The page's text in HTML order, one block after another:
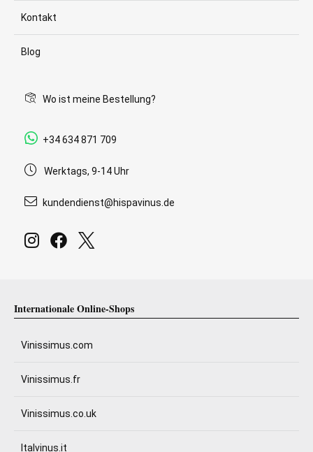
Kontakt
Blog
Wo ist meine Bestellung?
+34 634 871 709
Werktags, 9-14 Uhr
kundendienst@hispavinus.de
Internationale Online-Shops
Vinissimus.com
Vinissimus.fr
Vinissimus.co.uk
Italvinus.it